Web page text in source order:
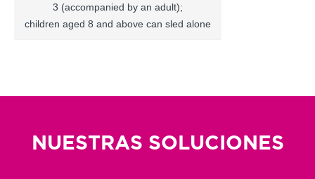
3 (accompanied by an adult);
children aged 8 and above can sled alone
NUESTRAS SOLUCIONES